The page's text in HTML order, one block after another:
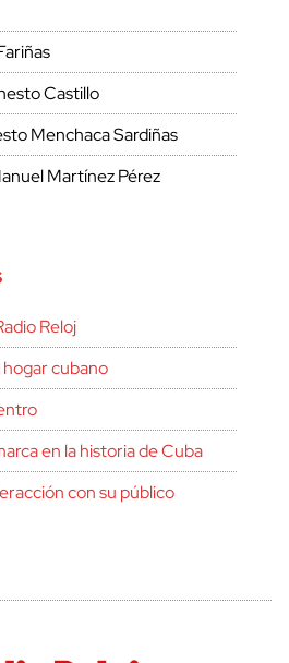
Castillo
Menchaca Sardiñas
Martínez Pérez
Reloj
hogar cubano
en la historia de Cuba
con su público